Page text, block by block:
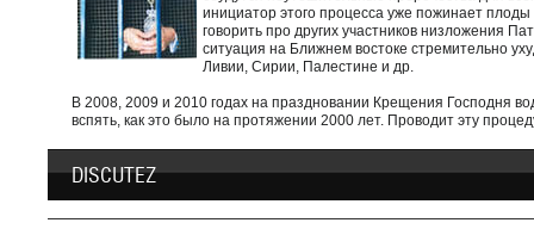
инициатор этого процесса уже пожинает плоды
говорить про других участников низложения
ситуация на Ближнем востоке стремительно
Ливии, Сирии, Палестине и др.
В 2008, 2009 и 2010 годах на праздновании Крещения Господня
вспять, как это было на протяжении 2000 лет. Проводит эту
DISCUTEZ